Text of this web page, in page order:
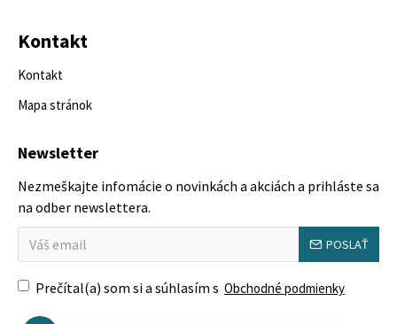
Kontakt
Kontakt
Mapa stránok
Newsletter
Nezmeškajte infomácie o novinkách a akciách a prihláste sa
na odber newslettera.
POSLAŤ
Prečítal(a) som si a súhlasím s Obchodné podmienky